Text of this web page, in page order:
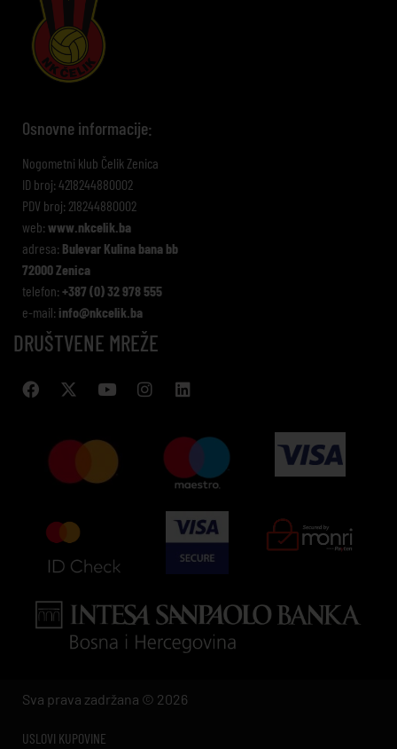
Osnovne informacije:
Nogometni klub Čelik Zenica
ID broj: 4218244880002
PDV broj: 218244880002
web: www.nkcelik.ba
adresa: Bulevar Kulina bana bb
72000 Zenica
telefon: +387 (0) 32 978 555
e-mail: info@nkcelik.ba
DRUŠTVENE MREŽE
Sva prava zadržana © 2026
USLOVI KUPOVINE